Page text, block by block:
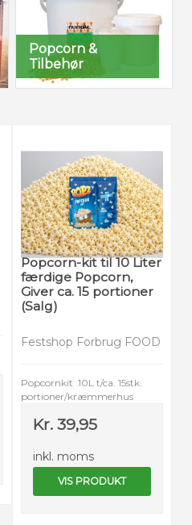
Popcorn &
Tilbehør
Popcorn-kit til 10 Liter
færdige Popcorn,
Giver ca. 15 portioner
(Salg)
Festshop Forbrug FOOD
Popcornkit 10L t/ca. 15stk.
portioner/kræmmerhus
Kr. 39,95
inkl. moms
VIS PRODUKT